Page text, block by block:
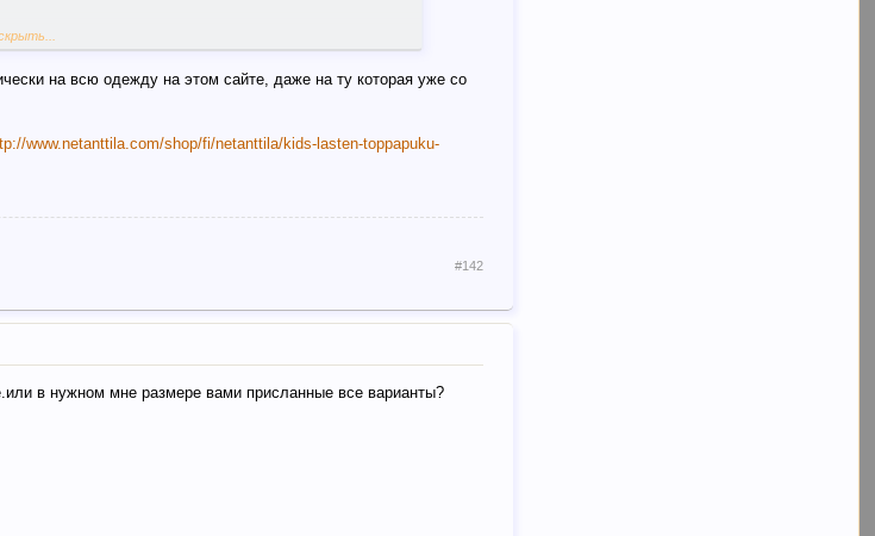
на всю одежду на этом сайте, даже на ту которая уже со
www.netanttila.com/shop/fi/netanttila/kids-lasten-toppapuku-
#142
в нужном мне размере вами присланные все варианты?